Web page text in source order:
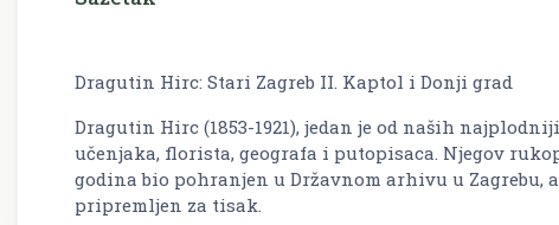
Dragutin Hirc: Stari Zagreb II. Kaptol i Donji grad
Dragutin Hirc (1853-1921), jedan je od naših
učenjaka, florista, geografa i putopisaca. Njegov
godina bio pohranjen u Državnom arhivu u Zagrebu,
pripremljen za tisak.